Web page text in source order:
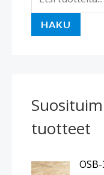
HAKU
tuotteet